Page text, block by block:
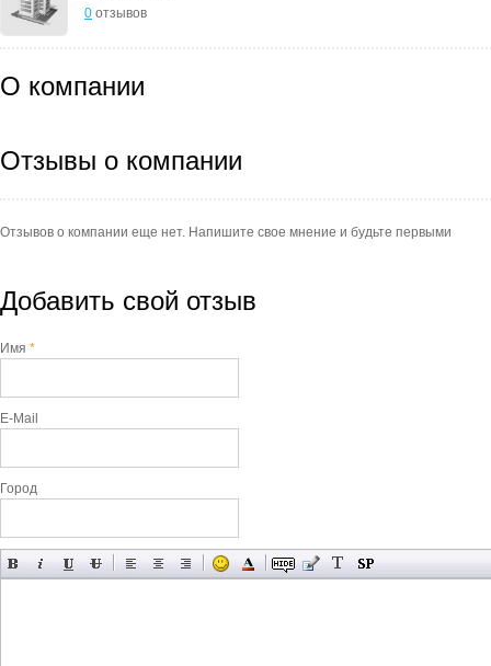
0 отзывов
О компании
Отзывы о компании
Отзывов о компании еще нет. Напишите свое мнение и будьте первыми
Добавить свой отзыв
Имя *
E-Mail
Город